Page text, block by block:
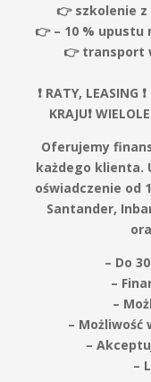
👉 szkolenie z
👉 – 10 % upustu
👉 transport
❗️ RATY, LEASING
KRAJU❗️
Oferujemy
każdego klienta.
oświadczenie od
Santander,
– Do
–
–
– Możliwość
–
–